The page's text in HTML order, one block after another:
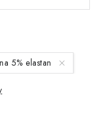
Napište nám
5% elastan